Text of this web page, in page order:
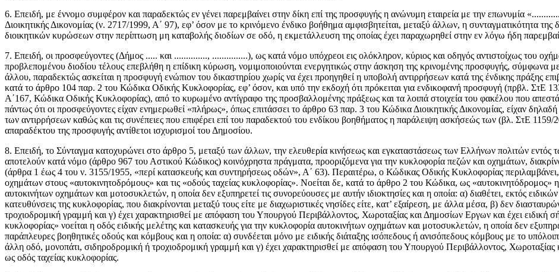
6. Επειδή, με έννομο συμφέρον και παραδεκτώς εν γένει παρεμβαίνει στην δίκη επί της προσφυγής η ανώνυμη εταιρεία με την επωνυμία
Διοικητικής Δικονομίας (ν. 2717/1999, Α΄ 97), εφ’ όσον με το κρινόμενο ένδικο βοήθημα αμφισβητείται, μεταξύ άλλων, η συνταγματικότητα
διοικητικών κυρώσεων στην περίπτωση μη καταβολής διοδίων σε οδό, η εκμετάλλευση της οποίας έχει παραχωρηθεί στην εν λόγω ήδη
7. Επειδή, οι προσφεύγοντες (Δήμος ..... και .............., ...............), ως κατά νόμο υπόχρεοι εις ολόκληρον, κύριος και οδηγός αντιστοίχως του
προβλεπομένου διοδίου τέλους επεβλήθη η επίδικη κύρωση, νομιμοποιούνται ενεργητικώς στην άσκηση της κρινομένης προσφυγής, σύμφωνα
άλλου, παραδεκτώς ασκείται η προσφυγή ενώπιον του δικαστηρίου χωρίς να έχει προηγηθεί η υποβολή αντιρρήσεων κατά της ένδικης πράξης
κατά το άρθρο 104 παρ. 2 του Κώδικα Οδικής Κυκλοφορίας, εφ’ όσον, και υπό την εκδοχή ότι πρόκειται για ενδικοφανή προσφυγή (πρβλ. ΣτΕ
Α΄167, Κώδικα Οδικής Κυκλοφορίας), από το κυρωμένο αντίγραφο της προσβαλλομένης πράξεως και τα λοιπά στοιχεία του φακέλου που
πάντως ότι οι προσφεύγοντες είχαν ενημερωθεί «πλήρως», όπως επιτάσσει το άρθρο 63 παρ. 3 του Κώδικα Διοικητικής Δικονομίας, είχαν
των αντιρρήσεων καθώς και τις συνέπειες που επιφέρει επί του παραδεκτού του ενδίκου βοηθήματος η παράλειψη ασκήσεώς των (βλ. ΣτΕ 1159/
απαραδέκτου της προσφυγής αντίθετοι ισχυρισμοί του Δημοσίου.
8. Επειδή, το Σύνταγμα κατοχυρώνει στο άρθρο 5, μεταξύ των άλλων, την ελευθερία κινήσεως και εγκαταστάσεως των Ελλήνων πολιτών εντός
αποτελούν κατά νόμο (άρθρο 967 του Αστικού Κώδικος) κοινόχρηστα πράγματα, προοριζόμενα για την κυκλοφορία πεζών και οχημάτων,
(άρθρα 1 έως 4 του ν. 3155/1955, «περί κατασκευής και συντηρήσεως οδών», Α΄ 63). Περαιτέρω, ο Κώδικας Οδικής Κυκλοφορίας περιλαμβάνει,
οχημάτων στους «αυτοκινητοδρόμους» και τις «οδούς ταχείας κυκλοφορίας». Νοείται δε, κατά το άρθρο 2 του Κώδικα, ως «αυτοκινητόδρομος»
αυτοκινήτων οχημάτων και μοτοσυκλετών, η οποία δεν εξυπηρετεί τις συνορεύουσες με αυτήν ιδιοκτησίες και η οποία: α) διαθέτει, εκτός
κατευθύνσεις της κυκλοφορίας, που διακρίνονται μεταξύ τους είτε με διαχωριστικές νησίδες είτε, κατ’ εξαίρεση, με άλλα μέσα, β) δεν
τροχιοδρομική γραμμή και γ) έχει χαρακτηρισθεί με απόφαση του Υπουργού Περιβάλλοντος, Χωροταξίας και Δημοσίων Εργων και έχει ειδική
κυκλοφορίας» νοείται η οδός ειδικής μελέτης και κατασκευής για την κυκλοφορία αυτοκινήτων οχημάτων και μοτοσυκλετών, η οποία δεν
παράπλευρες βοηθητικές οδούς και κόμβους και η οποία: α) συνδέεται μόνο με ειδικής διάταξης ισόπεδους ή ανισόπεδους κόμβους με το
άλλη οδό, μονοπάτι, σιδηροδρομική ή τροχιοδρομική γραμμή και γ) έχει χαρακτηρισθεί με απόφαση του Υπουργού Περιβάλλοντος, Χωροταξίας
ως οδός ταχείας κυκλοφορίας.